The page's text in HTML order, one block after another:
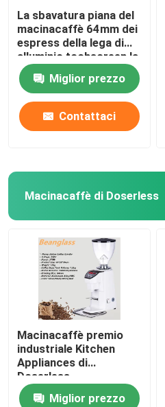
La sbavatura piana del
macinacaffè 64mm dei
espress della lega di
alluminio tochscreen la
smerigliatrice
Miglior prezzo
Contattaci
Macinacaffè di Doserless
Macinacaffè premio
industriale Kitchen
Appliances di
Doserless
Miglior prezzo